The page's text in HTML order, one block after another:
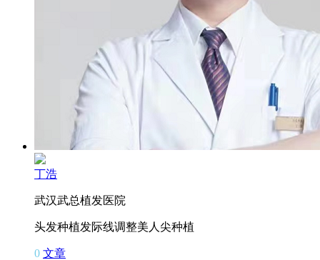
丁浩
武汉武总植发医院
头发种植发际线调整美人尖种植
0 文章